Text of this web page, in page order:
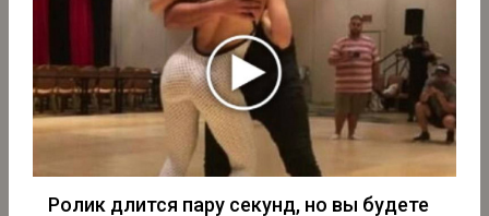
Ролик длится пару секунд, но вы будете